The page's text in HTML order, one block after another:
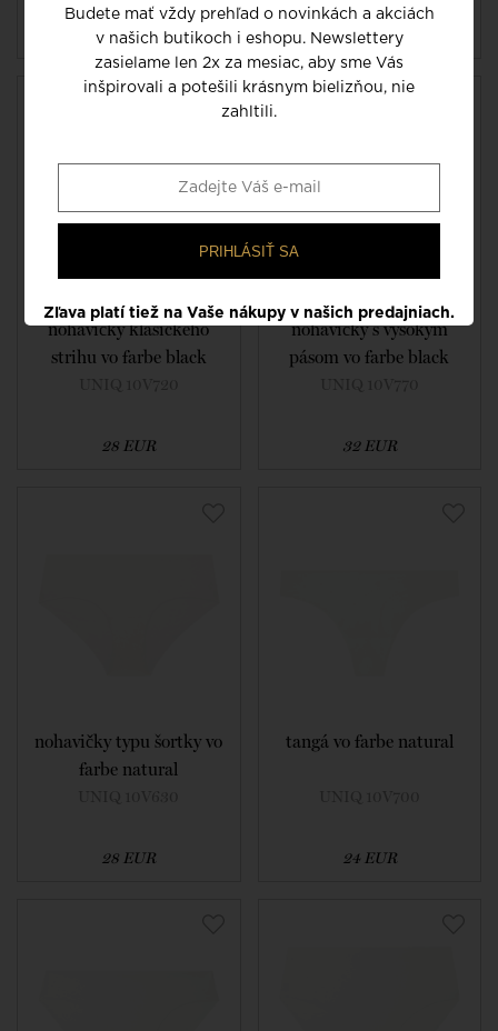
28 EUR 24 EUR
nohavičky klasického
strihu vo farbe black
28 EUR
nohavičky s vysokým
pásom vo farbe black
32 EUR
nohavičky typu šortky vo
farbe natural
28 EUR
tangá vo farbe natural
24 EUR
Budete mať vždy prehľad o novinkách a akciách
v našich butikoch i eshopu. Newslettery
zasielame len 2x za mesiac, aby sme Vás
inšpirovali a potešili krásnym bielizňou, nie
zahltili.
PRIHLÁSIŤ SA
Zľava platí tiež na Vaše nákupy v našich predajniach.